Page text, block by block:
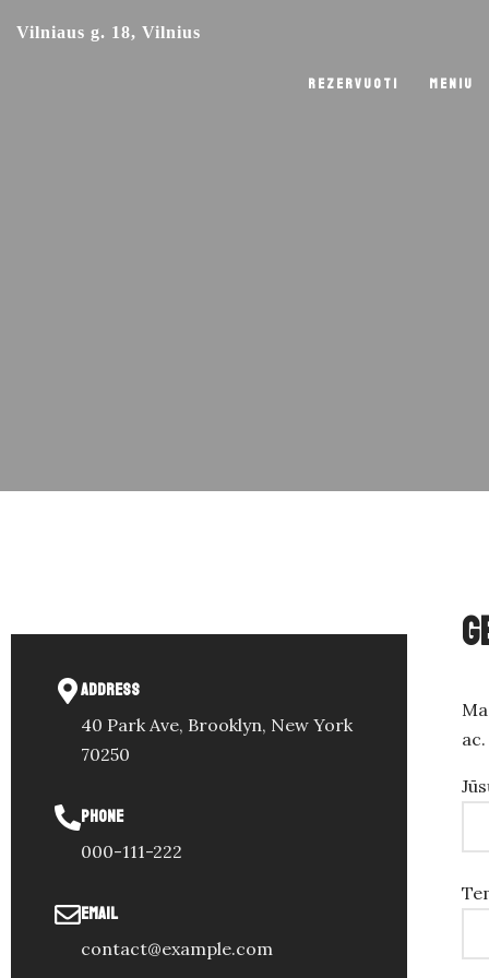
Vilniaus g. 18, Vilnius
REZERVUOTI MENIU
ADDRESS
40 Park Ave, Brooklyn, New York
70250
PHONE
000-111-222
EMAIL
contact@example.com